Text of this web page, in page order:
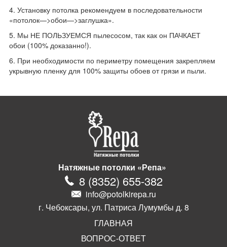
4. Установку потолка рекомендуем в последовательности
«потолок—>обои—>заглушка».
5. Мы НЕ ПОЛЬЗУЕМСЯ пылесосом, так как он ПАЧКАЕТ
обои (100% доказанно!).
6. При необходимости по периметру помещения закрепляем
укрывную пленку для 100% защиты обоев от грязи и пыли.
Натяжные потолки «Репа»
8 (8352) 655-382
info@potolkirepa.ru
г. Чебоксары, ул. Патриса Лумумбы д. 8
ГЛАВНАЯ
ВОПРОС-ОТВЕТ